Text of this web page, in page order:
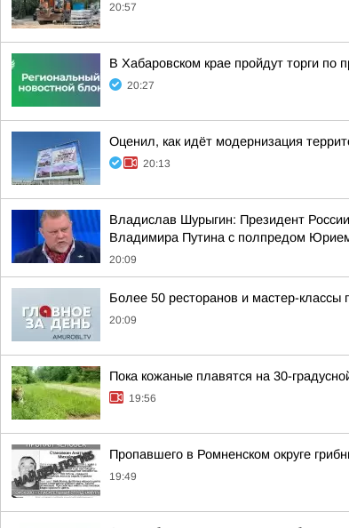
20:57
В Хабаровском крае пройдут торги по
20:27
Оценил, как идёт модернизация
20:13
Владислав Шурыгин: Президент
Владимира Путина с полпредом
20:09
Более 50 ресторанов и мастер-классы
20:09
Пока кожаные плавятся на 30-
19:56
Пропавшего в Ромненском округе
19:49